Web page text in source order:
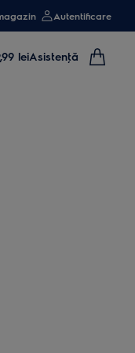
Autentificare
leiAsistenţă